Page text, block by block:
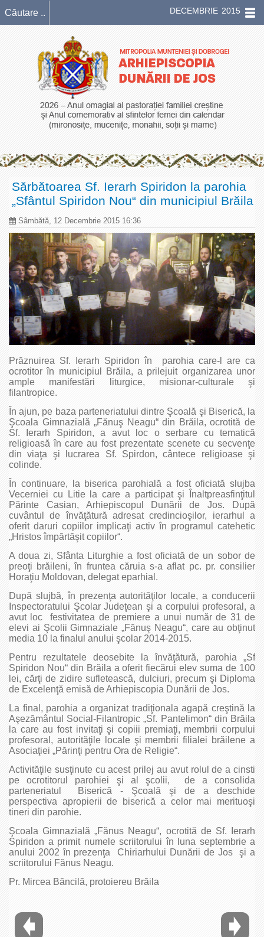
DECEMBRIE 2015
Sărbătoarea Sf. Ierarh Spiridon la parohia
„Sfântul Spiridon Nou“ din municipiul Brăila
Sâmbătă, 12 Decembrie 2015 16:36
Prăznuirea Sf. Ierarh Spiridon în parohia care-l are ca
ocrotitor în municipiul Brăila, a prilejuit organizarea unor
ample manifestări liturgice, misionar-culturale şi
filantropice.
În ajun, pe baza parteneriatului dintre Şcoală şi Biserică, la
Şcoala Gimnazială „Fănuş Neagu“ din Brăila, ocrotită de
Sf. Ierarh Spiridon, a avut loc o serbare cu tematică
religioasă în care au fost prezentate scenete cu secvenţe
din viaţa şi lucrarea Sf. Spirdon, cântece religioase şi
colinde.
În continuare, la biserica parohială a fost oficiată slujba
Vecerniei cu Litie la care a participat şi Înaltpreasfinţitul
Părinte Casian, Arhiepiscopul Dunării de Jos. După
cuvântul de învăţătură adresat credincioşilor, ierarhul a
oferit daruri copiilor implicaţi activ în programul catehetic
„Hristos împărtăşit copiilor“.
A doua zi, Sfânta Liturghie a fost oficiată de un sobor de
preoţi brăileni, în fruntea căruia s-a aflat pc. pr. consilier
Horaţiu Moldovan, delegat eparhial.
După slujbă, în prezenţa autorităţilor locale, a conducerii
Inspectoratului Şcolar Judeţean şi a corpului profesoral, a
avut loc festivitatea de premiere a unui număr de 31 de
elevi ai Şcolii Gimnaziale „Fănuş Neagu“, care au obţinut
media 10 la finalul anului şcolar 2014-2015.
Pentru rezultatele deosebite la învăţătură, parohia „Sf
Spiridon Nou“ din Brăila a oferit fiecărui elev suma de 100
lei, cărţi de zidire sufletească, dulciuri, precum şi Diploma
de Excelenţă emisă de Arhiepiscopia Dunării de Jos.
La final, parohia a organizat tradiţionala agapă creştină la
Aşezământul Social-Filantropic „Sf. Pantelimon“ din Brăila
la care au fost invitaţi şi copiii premiaţi, membrii corpului
profesoral, autorităţile locale şi membrii filialei brăilene a
Asociaţiei „Părinţi pentru Ora de Religie“.
Activităţile susţinute cu acest prilej au avut rolul de a cinsti
pe ocrotitorul parohiei şi al şcolii, de a consolida
parteneriatul Biserică - Şcoală şi de a deschide
perspectiva apropierii de biserică a celor mai merituoşi
tineri din parohie.
Şcoala Gimnazială „Fănus Neagu“, ocrotită de Sf. Ierarh
Spiridon a primit numele scriitorului în luna septembrie a
anului 2002 în prezenţa Chiriarhului Dunării de Jos şi a
scriitorului Fănus Neagu.
Pr. Mircea Băncilă, protoiereu Brăila